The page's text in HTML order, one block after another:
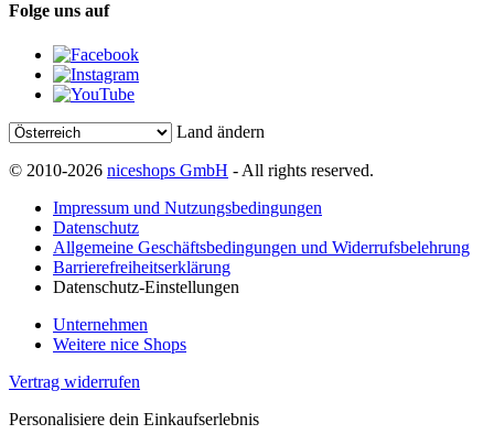
Folge uns auf
Land ändern
© 2010-2026 niceshops GmbH - All rights reserved.
Impressum und Nutzungsbedingungen
Datenschutz
Allgemeine Geschäftsbedingungen und Widerrufsbelehrung
Barrierefreiheitserklärung
Datenschutz-Einstellungen
Unternehmen
Weitere nice Shops
Vertrag widerrufen
Personalisiere dein Einkaufserlebnis